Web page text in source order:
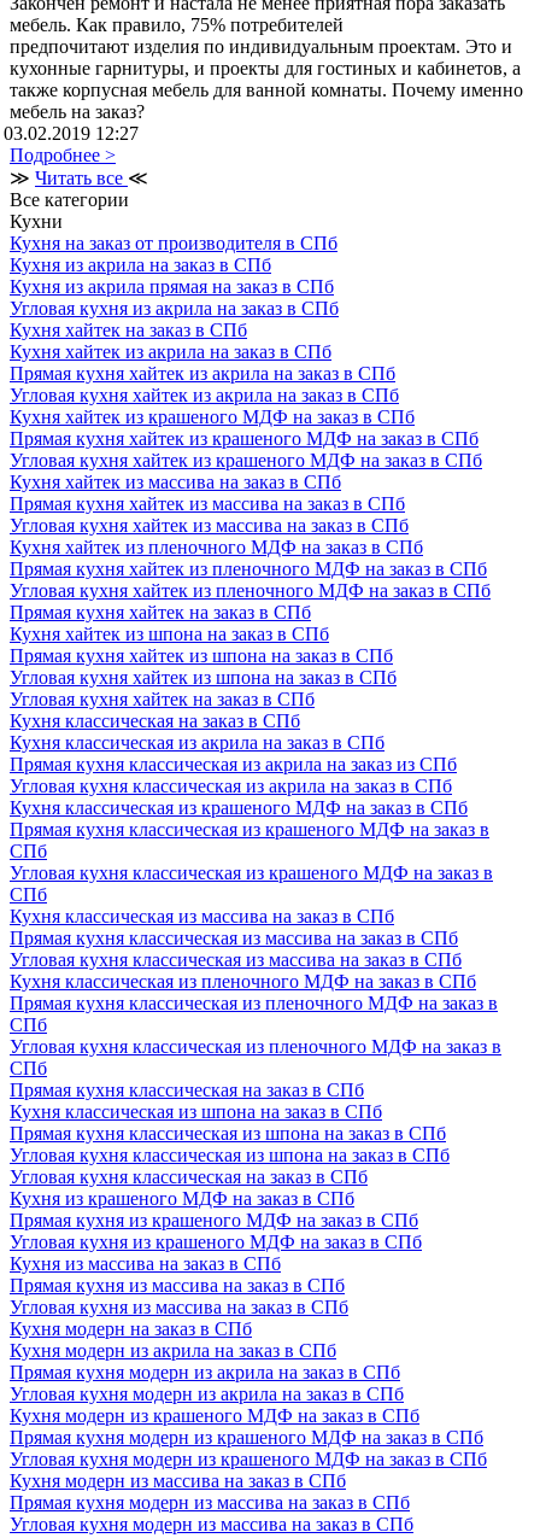
мебель. Как правило, 75% потребителей
предпочитают изделия по индивидуальным проектам. Это и
кухонные гарнитуры, и проекты для гостиных и кабинетов, а
также корпусная мебель для ванной комнаты. Почему именно
мебель на заказ?
03.02.2019 12:27
Подробнее >
≫ Читать все ≪
Все категории
Кухни
Кухня на заказ от производителя в СПб
Кухня из акрила на заказ в СПб
Кухня из акрила прямая на заказ в СПб
Угловая кухня из акрила на заказ в СПб
Кухня хайтек на заказ в СПб
Кухня хайтек из акрила на заказ в СПб
Прямая кухня хайтек из акрила на заказ в СПб
Угловая кухня хайтек из акрила на заказ в СПб
Кухня хайтек из крашеного МДФ на заказ в СПб
Прямая кухня хайтек из крашеного МДФ на заказ в СПб
Угловая кухня хайтек из крашеного МДФ на заказ в СПб
Кухня хайтек из массива на заказ в СПб
Прямая кухня хайтек из массива на заказ в СПб
Угловая кухня хайтек из массива на заказ в СПб
Кухня хайтек из пленочного МДФ на заказ в СПб
Прямая кухня хайтек из пленочного МДФ на заказ в СПб
Угловая кухня хайтек из пленочного МДФ на заказ в СПб
Прямая кухня хайтек на заказ в СПб
Кухня хайтек из шпона на заказ в СПб
Прямая кухня хайтек из шпона на заказ в СПб
Угловая кухня хайтек из шпона на заказ в СПб
Угловая кухня хайтек на заказ в СПб
Кухня классическая на заказ в СПб
Кухня классическая из акрила на заказ в СПб
Прямая кухня классическая из акрила на заказ из СПб
Угловая кухня классическая из акрила на заказ в СПб
Кухня классическая из крашеного МДФ на заказ в СПб
Прямая кухня классическая из крашеного МДФ на заказ в
СПб
Угловая кухня классическая из крашеного МДФ на заказ в
СПб
Кухня классическая из массива на заказ в СПб
Прямая кухня классическая из массива на заказ в СПб
Угловая кухня классическая из массива на заказ в СПб
Кухня классическая из пленочного МДФ на заказ в СПб
Прямая кухня классическая из пленочного МДФ на заказ в
СПб
Угловая кухня классическая из пленочного МДФ на заказ в
СПб
Прямая кухня классическая на заказ в СПб
Кухня классическая из шпона на заказ в СПб
Прямая кухня классическая из шпона на заказ в СПб
Угловая кухня классическая из шпона на заказ в СПб
Угловая кухня классическая на заказ в СПб
Кухня из крашеного МДФ на заказ в СПб
Прямая кухня из крашеного МДФ на заказ в СПб
Угловая кухня из крашеного МДФ на заказ в СПб
Кухня из массива на заказ в СПб
Прямая кухня из массива на заказ в СПб
Угловая кухня из массива на заказ в СПб
Кухня модерн на заказ в СПб
Кухня модерн из акрила на заказ в СПб
Прямая кухня модерн из акрила на заказ в СПб
Угловая кухня модерн из акрила на заказ в СПб
Кухня модерн из крашеного МДФ на заказ в СПб
Прямая кухня модерн из крашеного МДФ на заказ в СПб
Угловая кухня модерн из крашеного МДФ на заказ в СПб
Кухня модерн из массива на заказ в СПб
Прямая кухня модерн из массива на заказ в СПб
Угловая кухня модерн из массива на заказ в СПб